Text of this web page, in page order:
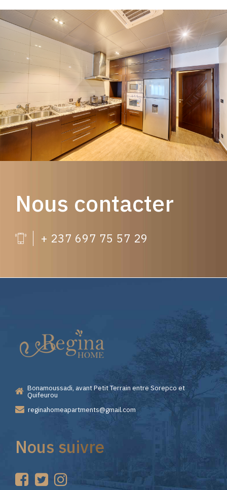
Nous contacter
+ 237 697 75 57 29
Casino
—
Premiers
Pas
sur
Bonamoussadi, avant Petit Terrain entre Sorepco et
Quifeurou
reginahomeapartments@gmail.com
Nous suivre